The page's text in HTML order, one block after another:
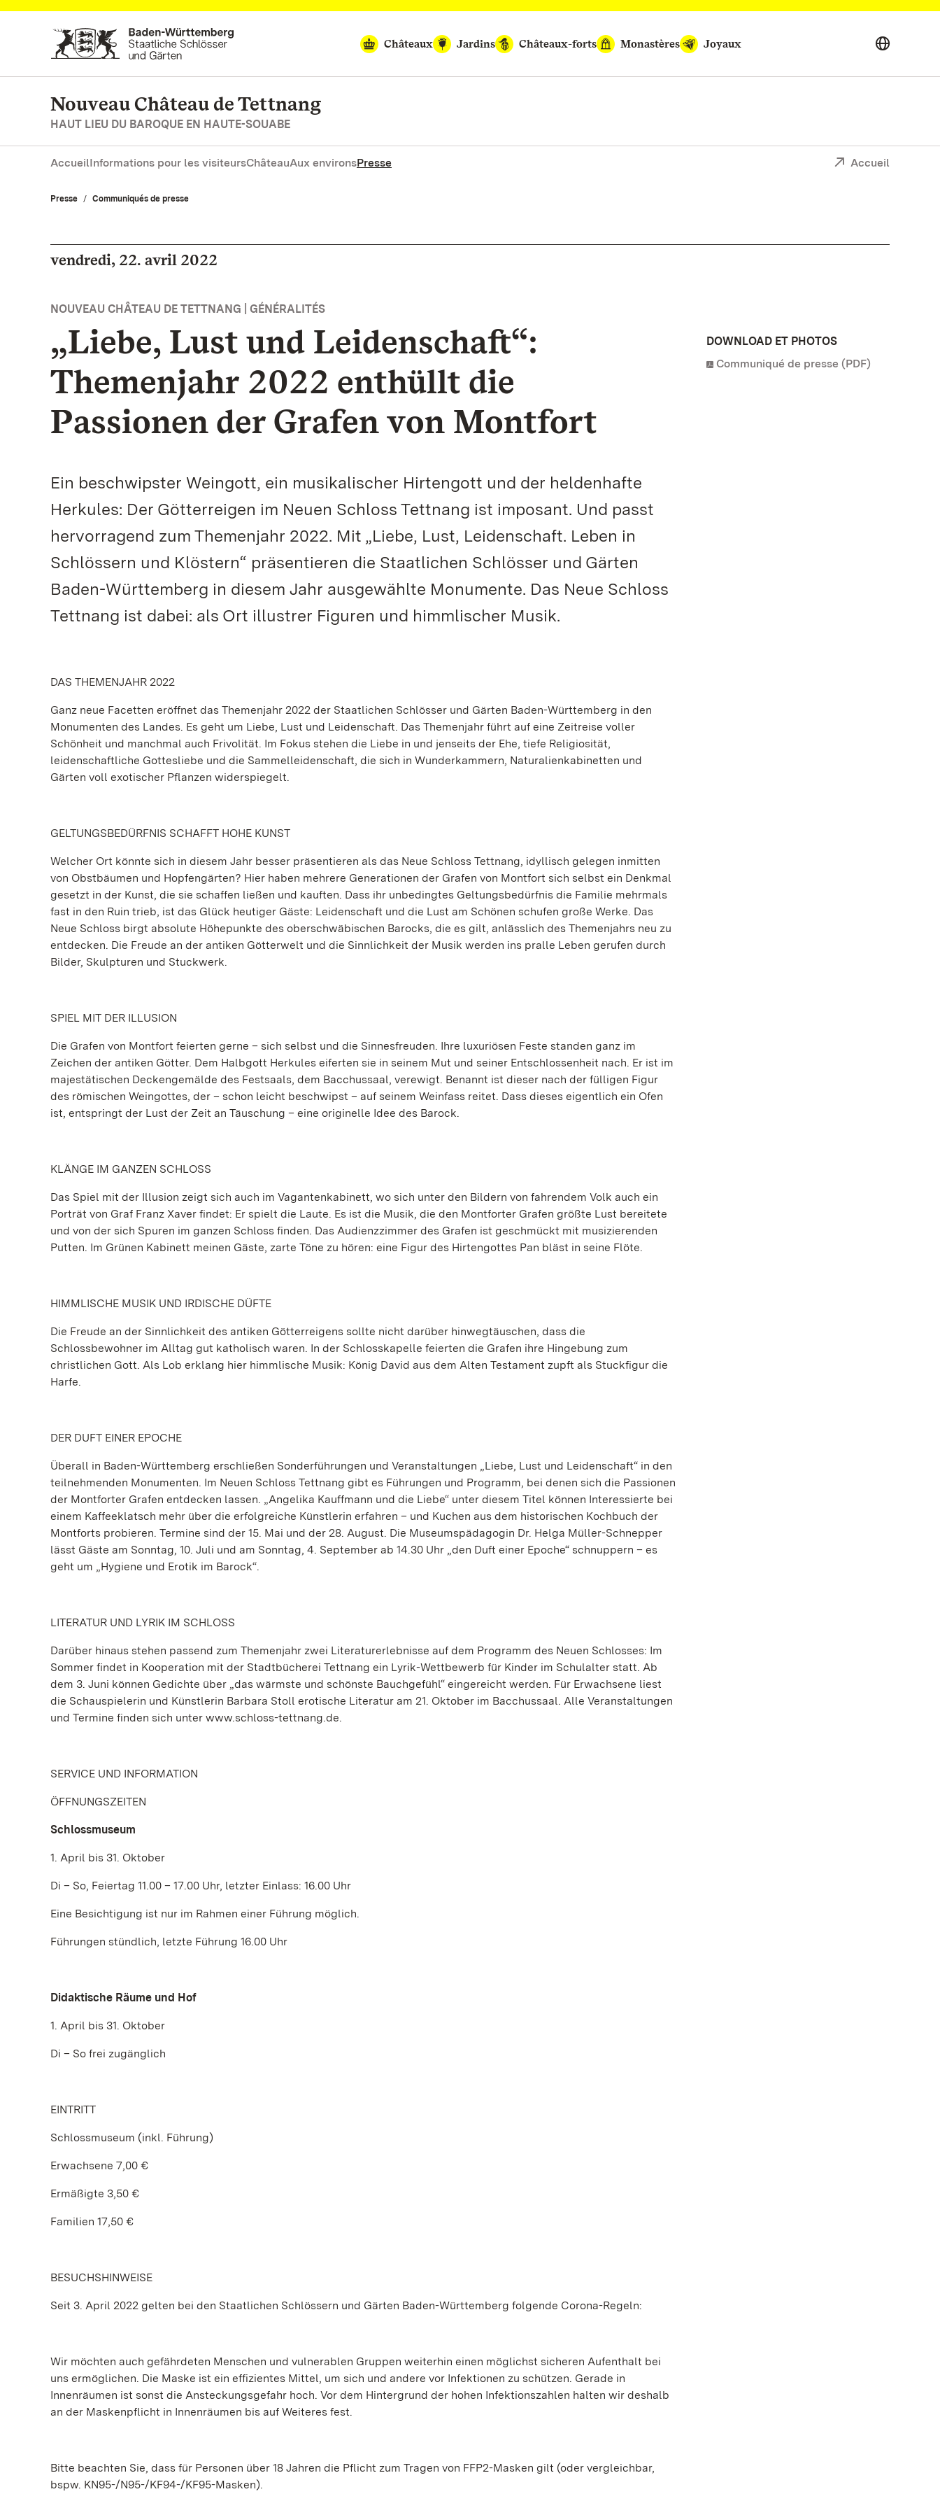
Vers la page d’accueil
Châteaux
Jardins Châteaux-forts Monastères Joyaux
Nouveau Château de Tettnang
HAUT LIEU DU BAROQUE EN HAUTE-SOUABE
AccueilInformations pour les visiteursChâteauAux environsPresse Accueil
Presse Communiqués de presse
vendredi, 22. avril 2022
NOUVEAU CHÂTEAU DE TETTNANG | GÉNÉRALITÉS
„Liebe, Lust und Leidenschaft“:
Themenjahr 2022 enthüllt die
Passionen der Grafen von Montfort
Ein beschwipster Weingott, ein musikalischer Hirtengott und der heldenhafte
Herkules: Der Götterreigen im Neuen Schloss Tettnang ist imposant. Und passt
hervorragend zum Themenjahr 2022. Mit „Liebe, Lust, Leidenschaft. Leben in
Schlössern und Klöstern“ präsentieren die Staatlichen Schlösser und Gärten
Baden-Württemberg in diesem Jahr ausgewählte Monumente. Das Neue Schloss
Tettnang ist dabei: als Ort illustrer Figuren und himmlischer Musik.
DAS THEMENJAHR 2022
Ganz neue Facetten eröffnet das Themenjahr 2022 der Staatlichen Schlösser und Gärten Baden-Württemberg in den
Monumenten des Landes. Es geht um Liebe, Lust und Leidenschaft. Das Themenjahr führt auf eine Zeitreise voller
Schönheit und manchmal auch Frivolität. Im Fokus stehen die Liebe in und jenseits der Ehe, tiefe Religiosität,
leidenschaftliche Gottesliebe und die Sammelleidenschaft, die sich in Wunderkammern, Naturalienkabinetten und
Gärten voll exotischer Pflanzen widerspiegelt.
GELTUNGSBEDÜRFNIS SCHAFFT HOHE KUNST
Welcher Ort könnte sich in diesem Jahr besser präsentieren als das Neue Schloss Tettnang, idyllisch gelegen inmitten
von Obstbäumen und Hopfengärten? Hier haben mehrere Generationen der Grafen von Montfort sich selbst ein Denkmal
gesetzt in der Kunst, die sie schaffen ließen und kauften. Dass ihr unbedingtes Geltungsbedürfnis die Familie mehrmals
fast in den Ruin trieb, ist das Glück heutiger Gäste: Leidenschaft und die Lust am Schönen schufen große Werke. Das
Neue Schloss birgt absolute Höhepunkte des oberschwäbischen Barocks, die es gilt, anlässlich des Themenjahrs neu zu
entdecken. Die Freude an der antiken Götterwelt und die Sinnlichkeit der Musik werden ins pralle Leben gerufen durch
Bilder, Skulpturen und Stuckwerk.
SPIEL MIT DER ILLUSION
Die Grafen von Montfort feierten gerne – sich selbst und die Sinnesfreuden. Ihre luxuriösen Feste standen ganz im
Zeichen der antiken Götter. Dem Halbgott Herkules eiferten sie in seinem Mut und seiner Entschlossenheit nach. Er ist im
majestätischen Deckengemälde des Festsaals, dem Bacchussaal, verewigt. Benannt ist dieser nach der fülligen Figur
des römischen Weingottes, der – schon leicht beschwipst – auf seinem Weinfass reitet. Dass dieses eigentlich ein Ofen
ist, entspringt der Lust der Zeit an Täuschung – eine originelle Idee des Barock.
KLÄNGE IM GANZEN SCHLOSS
Das Spiel mit der Illusion zeigt sich auch im Vagantenkabinett, wo sich unter den Bildern von fahrendem Volk auch ein
Porträt von Graf Franz Xaver findet: Er spielt die Laute. Es ist die Musik, die den Montforter Grafen größte Lust bereitete
und von der sich Spuren im ganzen Schloss finden. Das Audienzzimmer des Grafen ist geschmückt mit musizierenden
Putten. Im Grünen Kabinett meinen Gäste, zarte Töne zu hören: eine Figur des Hirtengottes Pan bläst in seine Flöte.
HIMMLISCHE MUSIK UND IRDISCHE DÜFTE
Die Freude an der Sinnlichkeit des antiken Götterreigens sollte nicht darüber hinwegtäuschen, dass die
Schlossbewohner im Alltag gut katholisch waren. In der Schlosskapelle feierten die Grafen ihre Hingebung zum
christlichen Gott. Als Lob erklang hier himmlische Musik: König David aus dem Alten Testament zupft als Stuckfigur die
Harfe.
DER DUFT EINER EPOCHE
Überall in Baden-Württemberg erschließen Sonderführungen und Veranstaltungen „Liebe, Lust und Leidenschaft“ in den
teilnehmenden Monumenten. Im Neuen Schloss Tettnang gibt es Führungen und Programm, bei denen sich die Passionen
der Montforter Grafen entdecken lassen. „Angelika Kauffmann und die Liebe“ unter diesem Titel können Interessierte bei
einem Kaffeeklatsch mehr über die erfolgreiche Künstlerin erfahren – und Kuchen aus dem historischen Kochbuch der
Montforts probieren. Termine sind der 15. Mai und der 28. August. Die Museumspädagogin Dr. Helga Müller-Schnepper
lässt Gäste am Sonntag, 10. Juli und am Sonntag, 4. September ab 14.30 Uhr „den Duft einer Epoche“ schnuppern – es
geht um „Hygiene und Erotik im Barock“.
LITERATUR UND LYRIK IM SCHLOSS
Darüber hinaus stehen passend zum Themenjahr zwei Literaturerlebnisse auf dem Programm des Neuen Schlosses: Im
Sommer findet in Kooperation mit der Stadtbücherei Tettnang ein Lyrik-Wettbewerb für Kinder im Schulalter statt. Ab
dem 3. Juni können Gedichte über „das wärmste und schönste Bauchgefühl“ eingereicht werden. Für Erwachsene liest
die Schauspielerin und Künstlerin Barbara Stoll erotische Literatur am 21. Oktober im Bacchussaal. Alle Veranstaltungen
und Termine finden sich unter www.schloss-tettnang.de.
SERVICE UND INFORMATION
ÖFFNUNGSZEITEN
Schlossmuseum
1. April bis 31. Oktober
Di – So, Feiertag 11.00 – 17.00 Uhr, letzter Einlass: 16.00 Uhr
Eine Besichtigung ist nur im Rahmen einer Führung möglich.
Führungen stündlich, letzte Führung 16.00 Uhr
Didaktische Räume und Hof
1. April bis 31. Oktober
Di – So frei zugänglich
EINTRITT
Schlossmuseum (inkl. Führung)
Erwachsene 7,00 €
Ermäßigte 3,50 €
Familien 17,50 €
BESUCHSHINWEISE
Seit 3. April 2022 gelten bei den Staatlichen Schlössern und Gärten Baden-Württemberg folgende Corona-Regeln:
Wir möchten auch gefährdeten Menschen und vulnerablen Gruppen weiterhin einen möglichst sicheren Aufenthalt bei
uns ermöglichen. Die Maske ist ein effizientes Mittel, um sich und andere vor Infektionen zu schützen. Gerade in
Innenräumen ist sonst die Ansteckungsgefahr hoch. Vor dem Hintergrund der hohen Infektionszahlen halten wir deshalb
an der Maskenpflicht in Innenräumen bis auf Weiteres fest.
Bitte beachten Sie, dass für Personen über 18 Jahren die Pflicht zum Tragen von FFP2-Masken gilt (oder vergleichbar,
bspw. KN95-/N95-/KF94-/KF95-Masken).
DOWNLOAD ET PHOTOS
Communiqué de presse (PDF)